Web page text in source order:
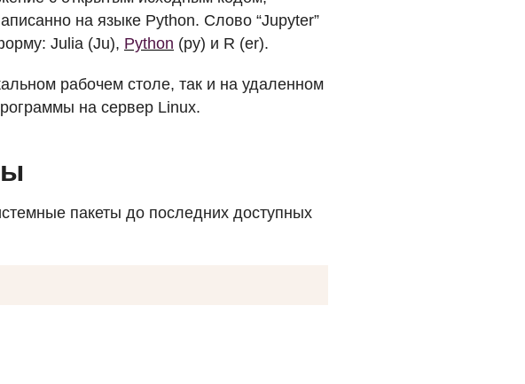
на языке Python. Слово “Jupyter”
Julia (Ju), Python (py) и R (er).
рабочем столе, так и на удаленном
на сервер Linux.
пакеты до последних доступных